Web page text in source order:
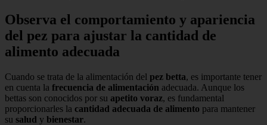
Observa el comportamiento y apariencia
del pez para ajustar la cantidad de
alimento adecuada
Cuando se trata de la alimentación del pez betta, es importante tener
en cuenta la frecuencia de alimentación adecuada. Aunque los
bettas son conocidos por su apetito voraz, es fundamental
proporcionarles la cantidad adecuada de alimento para mantener
su salud y bienestar.